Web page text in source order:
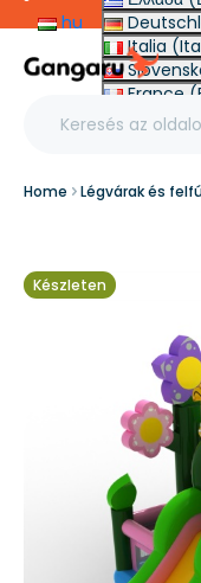
hu
Italia
France
Other
Home Légvárak és
Készleten